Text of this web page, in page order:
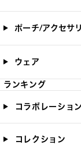
ポーチ/アクセサ
ウェア
ランキング
コラボレーション
コレクション